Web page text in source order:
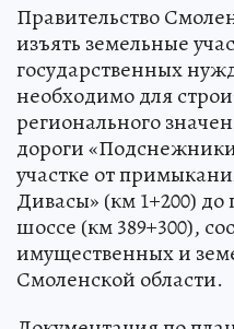
Правительство
изъять земельные
государственных
необходимо для
регионального
дороги
участке от
Дивасы» (км 1+200)
шоссе (км 389+300),
имущественных и
Смоленской области.